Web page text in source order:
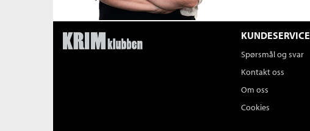
KUNDESERVICE
Spørsmål og svar
Kontakt oss
Om oss
Cookies